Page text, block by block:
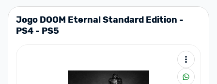
Jogo DOOM Eternal Standard Edition -
PS4 - PS5